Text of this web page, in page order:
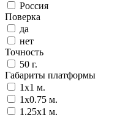
Россия
Поверка
да
нет
Точность
50 г.
Габариты платформы
1x1 м.
1x0.75 м.
1.25x1 м.